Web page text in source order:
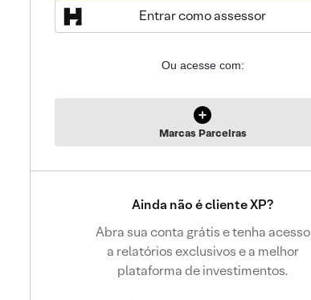
Entrar como assessor
Ou acesse com:
Marcas Parceiras
Ainda não é cliente XP?
Abra sua conta grátis e tenha acesso
a relatórios exclusivos e a melhor
plataforma de investimentos.